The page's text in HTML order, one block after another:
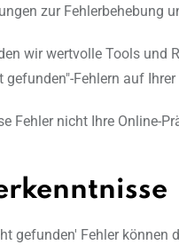
zur Fehlerbehebung
wir wertvolle Tools und
gefunden"-Fehlern auf
Fehler nicht Ihre Online-
gefunden' Fehler können